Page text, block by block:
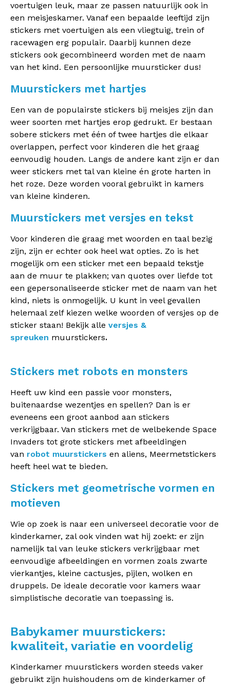
voertuigen leuk, maar ze passen natuurlijk ook in
een meisjeskamer. Vanaf een bepaalde leeftijd zijn
stickers met voertuigen als een vliegtuig, trein of
racewagen erg populair. Daarbij kunnen deze
stickers ook gecombineerd worden met de naam
van het kind. Een persoonlijke muursticker dus!
Muurstickers met hartjes
Een van de populairste stickers bij meisjes zijn dan
weer soorten met hartjes erop gedrukt. Er bestaan
sobere stickers met één of twee hartjes die elkaar
overlappen, perfect voor kinderen die het graag
eenvoudig houden. Langs de andere kant zijn er dan
weer stickers met tal van kleine én grote harten in
het roze. Deze worden vooral gebruikt in kamers
van kleine kinderen.
Muurstickers met versjes en tekst
Voor kinderen die graag met woorden en taal bezig
zijn, zijn er echter ook heel wat opties. Zo is het
mogelijk om een sticker met een bepaald tekstje
aan de muur te plakken; van quotes over liefde tot
een gepersonaliseerde sticker met de naam van het
kind, niets is onmogelijk. U kunt in veel gevallen
helemaal zelf kiezen welke woorden of versjes op de
sticker staan! Bekijk alle versjes &
spreuken muurstickers.
Stickers met robots en monsters
Heeft uw kind een passie voor monsters,
buitenaardse wezentjes en spellen? Dan is er
eveneens een groot aanbod aan stickers
verkrijgbaar. Van stickers met de welbekende Space
Invaders tot grote stickers met afbeeldingen
van robot muurstickers en aliens, Meermetstickers
heeft heel wat te bieden.
Stickers met geometrische vormen en
motieven
Wie op zoek is naar een universeel decoratie voor de
kinderkamer, zal ook vinden wat hij zoekt: er zijn
namelijk tal van leuke stickers verkrijgbaar met
eenvoudige afbeeldingen en vormen zoals zwarte
vierkantjes, kleine cactusjes, pijlen, wolken en
druppels. De ideale decoratie voor kamers waar
simplistische decoratie van toepassing is.
Babykamer muurstickers:
kwaliteit, variatie en voordelig
Kinderkamer muurstickers worden steeds vaker
gebruikt zijn huishoudens om de kinderkamer of